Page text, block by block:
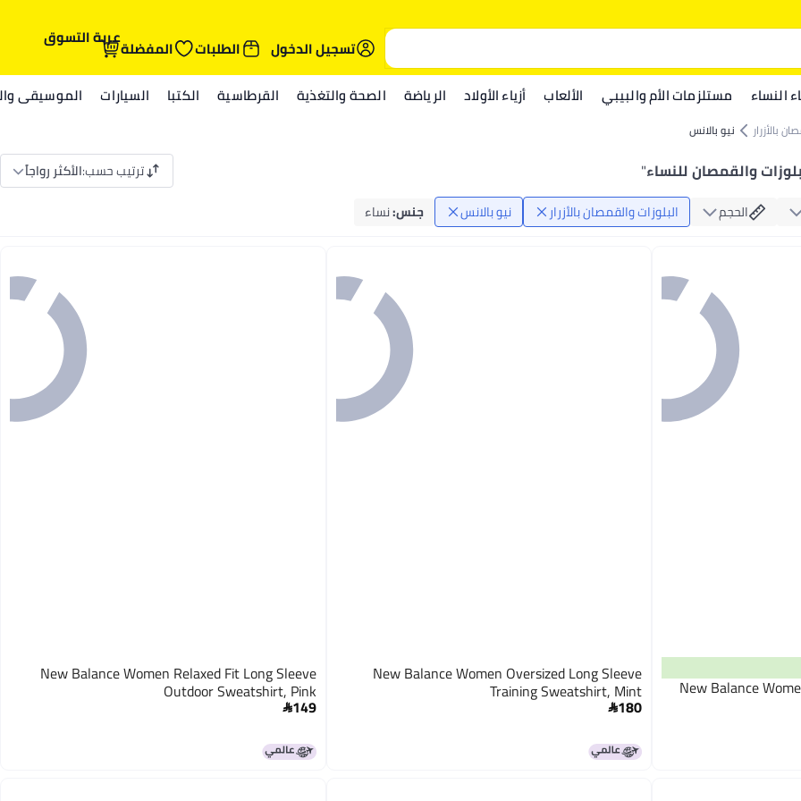
تسجيل الدخول
الطلبات المفضلةعربة التسوق
النساء مستلزمات الأم والبيبي الألعاب أزياء الأولاد الرياضة الصحة والتغذية القرطاسية الكتبا السيارات الموسيقى
بالأزرار نيو بالانس
والقمصان للنساء" ترتيب حسب:الأكثر رواجاً
الحجم البلوزات والقمصان بالأزرار نيو بالانس جنس:نساء
New Balance
New Balance Women Oversized Long Sleeve
Training Sweatshirt, Mint
180
New Balance Women Relaxed Fit Long Sleeve
Outdoor Sweatshirt, Pink
149